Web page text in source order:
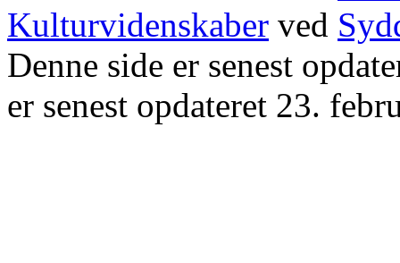
Kulturvidenskaber ved
Denne side er senest
er senest opdateret 23.